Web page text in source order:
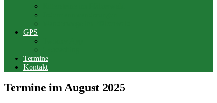
GPS
Termine
Kontakt
Termine im August 2025